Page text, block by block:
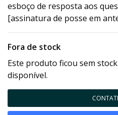
esboço de resposta aos
[assinatura de posse em
Fora de stock
Este produto ficou sem
disponível.